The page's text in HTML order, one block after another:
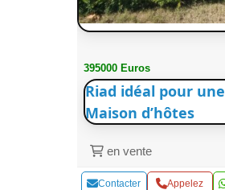
395000 Euros
Riad idéal pour une
Maison d’hôtes
en vente
Contacter Appelez